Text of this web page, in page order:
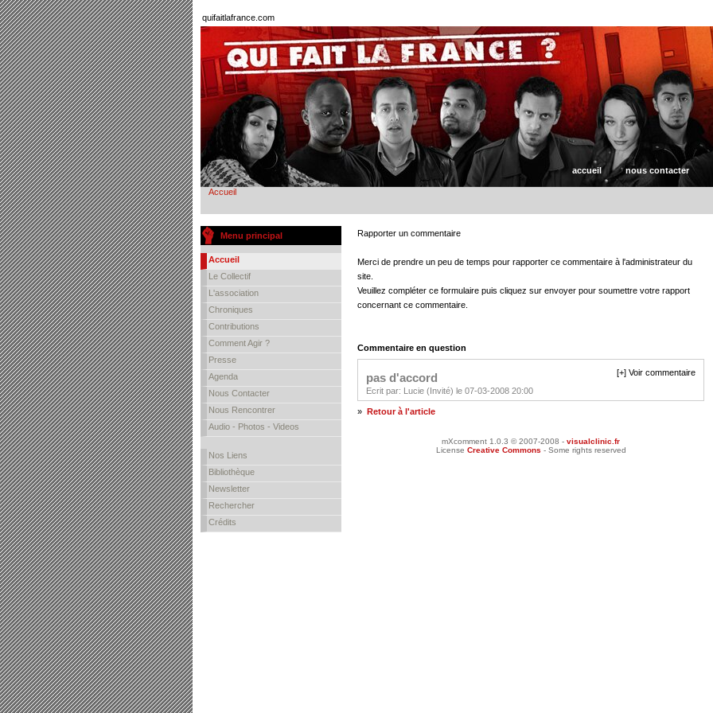
quifaitlafrance.com
accueil nous contacter
Accueil
Menu principal
Accueil
Le Collectif
L'association
Chroniques
Contributions
Comment Agir ?
Presse
Agenda
Nous Contacter
Nous Rencontrer
Audio - Photos - Videos
Nos Liens
Bibliothèque
Newsletter
Rechercher
Crédits
Rapporter un commentaire
Merci de prendre un peu de temps pour rapporter ce commentaire à l'administrateur du
site.
Veuillez compléter ce formulaire puis cliquez sur envoyer pour soumettre votre rapport
concernant ce commentaire.
Commentaire en question
[+] Voir commentaire
pas d'accord
Ecrit par: Lucie (Invité) le 07-03-2008 20:00
» Retour à l'article
mXcomment 1.0.3 © 2007-2008 - visualclinic.fr
License Creative Commons - Some rights reserved